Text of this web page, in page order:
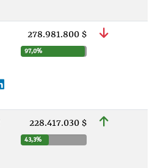
278.981.800 $
97,0%
228.417.030 $
43,3%